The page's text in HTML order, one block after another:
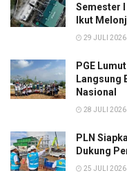
Semester
Ikut
29 JULI 2026
PGE
Langsung
Nasional
28 JULI 2026
PLN
Dukung
25 JULI 2026